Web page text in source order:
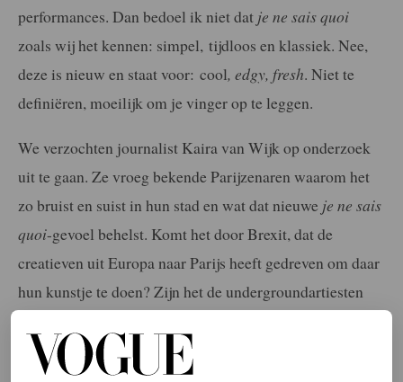
performances. Dan bedoel ik niet dat je ne sais quoi
zoals wij het kennen: simpel, tijdloos en klassiek. Nee,
deze is nieuw en staat voor: cool, edgy, fresh. Niet te
definiëren, moeilijk om je vinger op te leggen.
We verzochten journalist Kaira van Wijk op onderzoek
uit te gaan. Ze vroeg bekende Parijzenaren waarom het
zo bruist en suist in hun stad en wat dat nieuwe je ne sais
quoi-gevoel behelst. Komt het door Brexit, dat de
creatieven uit Europa naar Parijs heeft gedreven om daar
hun kunstje te doen? Zijn het de undergroundartiesten
Parijs? Hoe dan ook, magisch is het zeker.